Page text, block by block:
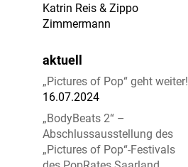
Katrin Reis & Zippo
Zimmermann
aktuell
„Pictures of Pop“ geht weiter!
16.07.2024
„BodyBeats 2“ –
Abschlussausstellung des
„Pictures of Pop“-Festivals